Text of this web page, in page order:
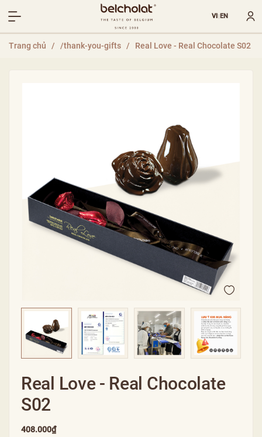
VI|EN
Trang chủ / /thank-you-gifts / Real Love - Real Chocolate S02
Real Love - Real Chocolate
S02
408.000₫